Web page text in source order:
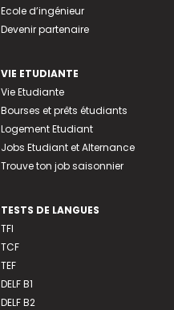
Ecole d’ingénieur
Devenir partenaire
VIE ETUDIANTE
Vie Etudiante
Bourses et prêts étudiants
Logement Etudiant
Jobs Etudiant et Alternance
Trouve ton job saisonnier
TESTS DE LANGUES
TFI
TCF
TEF
DELF B1
DELF B2